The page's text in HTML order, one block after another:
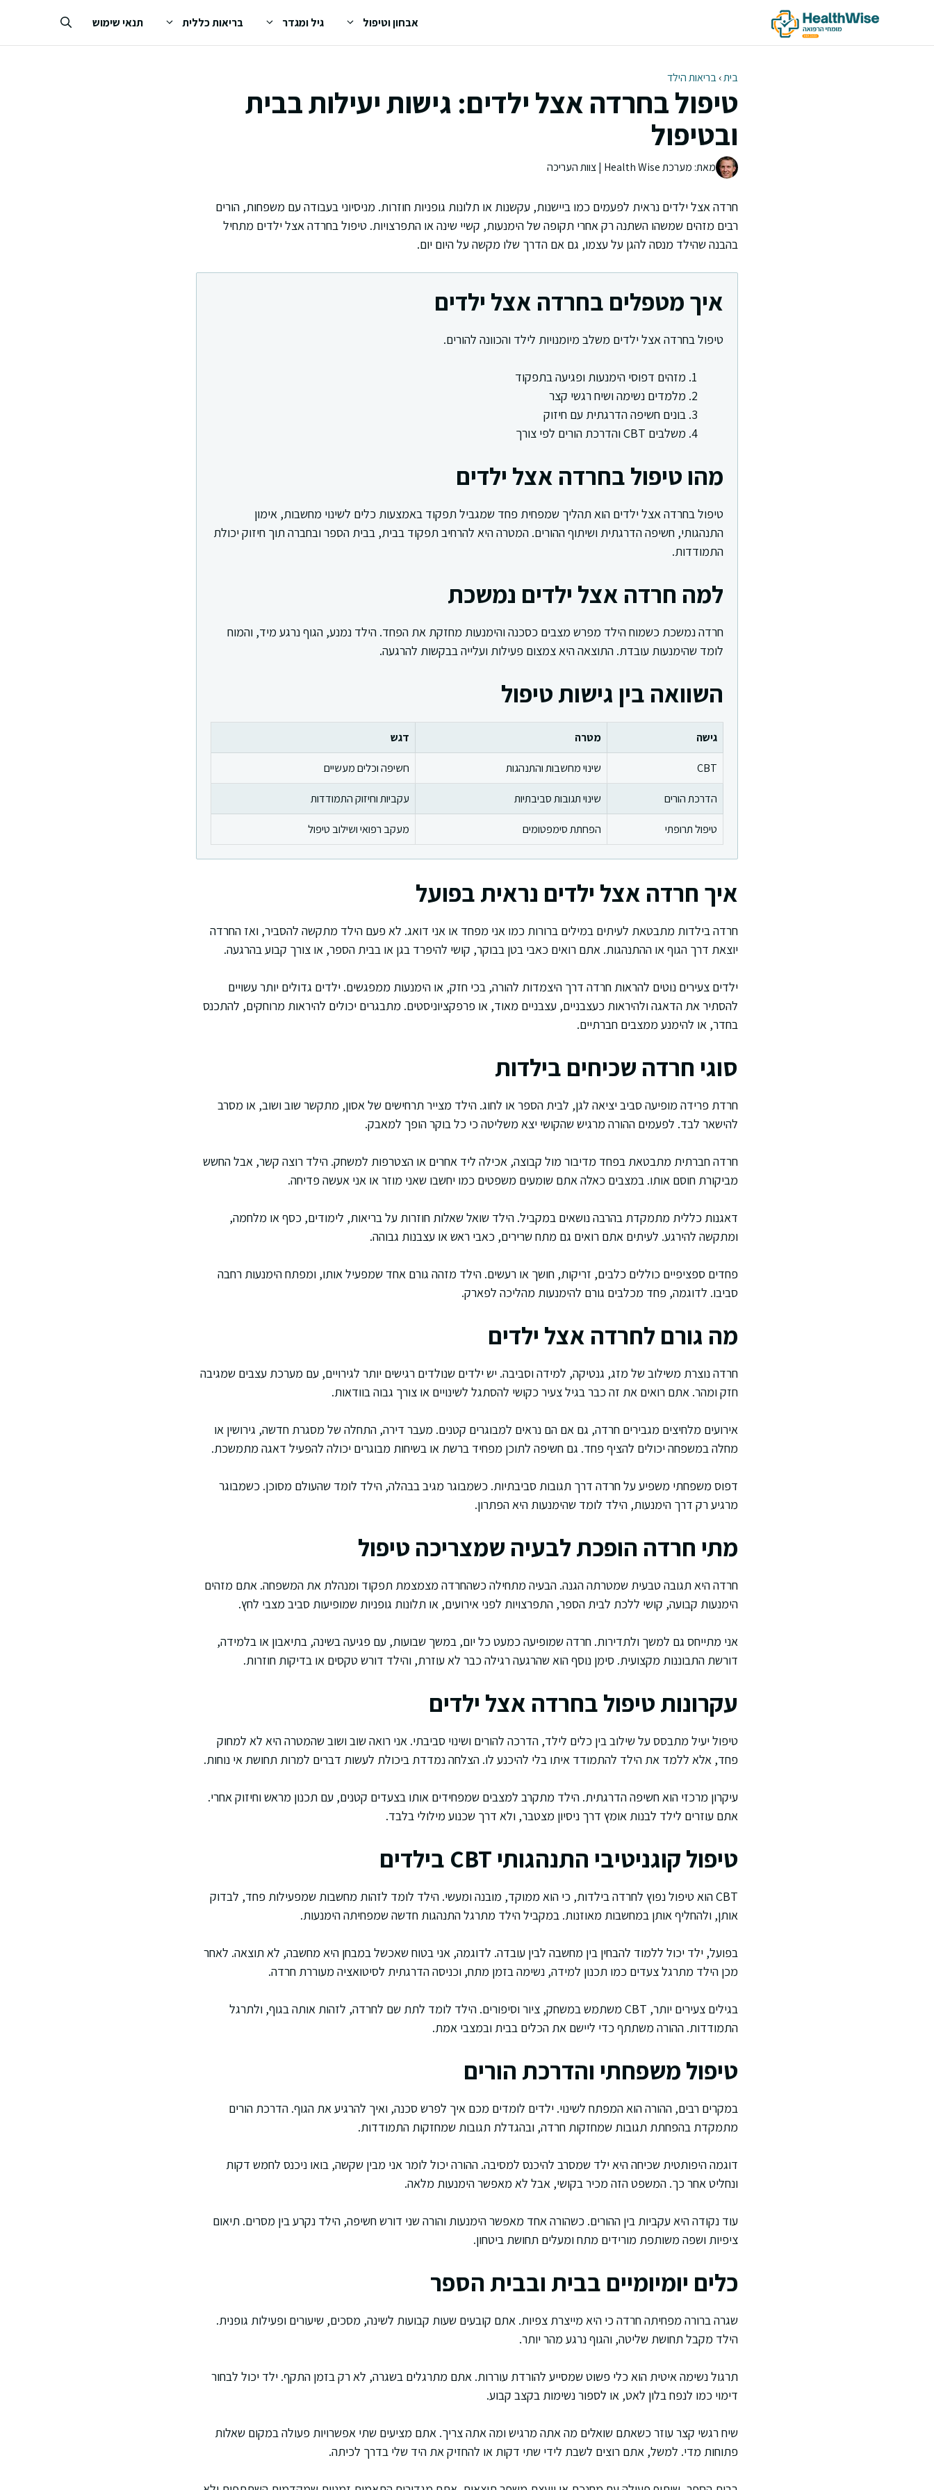
אבחון וטיפול גיל ומגדר בריאות כללית תנאי שימוש
בית›בריאות הילד
טיפול בחרדה אצל ילדים: גישות יעילות בבית
ובטיפול
מאת: מערכת Health Wise | צוות העריכה
חרדה אצל ילדים נראית לפעמים כמו ביישנות, עקשנות או תלונות גופניות חוזרות. מניסיוני בעבודה עם משפחות, הורים
רבים מזהים שמשהו השתנה רק אחרי תקופה של הימנעות, קשיי שינה או התפרצויות. טיפול בחרדה אצל ילדים מתחיל
בהבנה שהילד מנסה להגן על עצמו, גם אם הדרך שלו מקשה על היום יום.
איך מטפלים בחרדה אצל ילדים
טיפול בחרדה אצל ילדים משלב מיומנויות לילד והכוונה להורים.
מזהים דפוסי הימנעות ופגיעה בתפקוד
מלמדים נשימה ושיח רגשי קצר
בונים חשיפה הדרגתית עם חיזוק
משלבים CBT והדרכת הורים לפי צורך
מהו טיפול בחרדה אצל ילדים
טיפול בחרדה אצל ילדים הוא תהליך שמפחית פחד שמגביל תפקוד באמצעות כלים לשינוי מחשבות, אימון
התנהגותי, חשיפה הדרגתית ושיתוף ההורים. המטרה היא להרחיב תפקוד בבית, בבית הספר ובחברה תוך חיזוק יכולת
התמודדות.
למה חרדה אצל ילדים נמשכת
חרדה נמשכת כשמוח הילד מפרש מצבים כסכנה והימנעות מחזקת את הפחד. הילד נמנע, הגוף נרגע מיד, והמוח
לומד שהימנעות עובדת. התוצאה היא צמצום פעילות ועלייה בבקשות להרגעה.
השוואה בין גישות טיפול
גישה מטרה
דגש
CBT
שינוי מחשבות והתנהגות
חשיפה וכלים מעשיים
הדרכת הורים
שינוי תגובות סביבתיות
עקביות וחיזוק התמודדות
טיפול תרופתי
הפחתת סימפטומים מעקב רפואי ושילוב טיפול
איך חרדה אצל ילדים נראית בפועל
חרדה בילדות מתבטאת לעיתים במילים ברורות כמו אני מפחד או אני דואג. לא פעם הילד מתקשה להסביר, ואז החרדה
יוצאת דרך הגוף או ההתנהגות. אתם רואים כאבי בטן בבוקר, קושי להיפרד בגן או בבית הספר, או צורך קבוע בהרגעה.
ילדים צעירים נוטים להראות חרדה דרך היצמדות להורה, בכי חזק, או הימנעות ממפגשים. ילדים גדולים יותר עשויים
להסתיר את הדאגה ולהיראות כעצבניים, עצבניים מאוד, או פרפקציוניסטים. מתבגרים יכולים להיראות מרוחקים, להתכנס
בחדר, או להימנע ממצבים חברתיים.
סוגי חרדה שכיחים בילדות
חרדת פרידה מופיעה סביב יציאה לגן, לבית הספר או לחוג. הילד מצייר תרחישים של אסון, מתקשר שוב ושוב, או מסרב
להישאר לבד. לפעמים ההורה מרגיש שהקושי יצא משליטה כי כל בוקר הופך למאבק.
חרדה חברתית מתבטאת בפחד מדיבור מול קבוצה, אכילה ליד אחרים או הצטרפות למשחק. הילד רוצה קשר, אבל החשש
מביקורת חוסם אותו. במצבים כאלה אתם שומעים משפטים כמו יחשבו שאני מוזר או אני אעשה פדיחה.
דאגנות כללית מתמקדת בהרבה נושאים במקביל. הילד שואל שאלות חוזרות על בריאות, לימודים, כסף או מלחמה,
ומתקשה להירגע. לעיתים אתם רואים גם מתח שרירים, כאבי ראש או עצבנות גבוהה.
פחדים ספציפיים כוללים כלבים, זריקות, חושך או רעשים. הילד מזהה גורם אחד שמפעיל אותו, ומפתח הימנעות רחבה
סביבו. לדוגמה, פחד מכלבים גורם להימנעות מהליכה לפארק.
מה גורם לחרדה אצל ילדים
חרדה נוצרת משילוב של מזג, גנטיקה, למידה וסביבה. יש ילדים שנולדים רגישים יותר לגירויים, עם מערכת עצבים שמגיבה
חזק ומהר. אתם רואים את זה כבר בגיל צעיר כקושי להסתגל לשינויים או צורך גבוה בוודאות.
אירועים מלחיצים מגבירים חרדה, גם אם הם נראים למבוגרים קטנים. מעבר דירה, התחלה של מסגרת חדשה, גירושין או
מחלה במשפחה יכולים להציף פחד. גם חשיפה לתוכן מפחיד ברשת או בשיחות מבוגרים יכולה להפעיל דאגה מתמשכת.
דפוס משפחתי משפיע על חרדה דרך תגובות סביבתיות. כשמבוגר מגיב בבהלה, הילד לומד שהעולם מסוכן. כשמבוגר
מרגיע רק דרך הימנעות, הילד לומד שהימנעות היא הפתרון.
מתי חרדה הופכת לבעיה שמצריכה טיפול
חרדה היא תגובה טבעית שמטרתה הגנה. הבעיה מתחילה כשהחרדה מצמצמת תפקוד ומנהלת את המשפחה. אתם מזהים
הימנעות קבועה, קושי ללכת לבית הספר, התפרצויות לפני אירועים, או תלונות גופניות שמופיעות סביב מצבי לחץ.
אני מתייחס גם למשך ולתדירות. חרדה שמופיעה כמעט כל יום, במשך שבועות, עם פגיעה בשינה, בתיאבון או בלמידה,
דורשת התבוננות מקצועית. סימן נוסף הוא שהרגעה רגילה כבר לא עוזרת, והילד דורש טקסים או בדיקות חוזרות.
עקרונות טיפול בחרדה אצל ילדים
טיפול יעיל מתבסס על שילוב בין כלים לילד, הדרכה להורים ושינוי סביבתי. אני רואה שוב ושוב שהמטרה היא לא למחוק
פחד, אלא ללמד את הילד להתמודד איתו בלי להיכנע לו. הצלחה נמדדת ביכולת לעשות דברים למרות תחושת אי נוחות.
עיקרון מרכזי הוא חשיפה הדרגתית. הילד מתקרב למצבים שמפחידים אותו בצעדים קטנים, עם תכנון מראש וחיזוק אחרי.
אתם עוזרים לילד לבנות אומץ דרך ניסיון מצטבר, ולא דרך שכנוע מילולי בלבד.
טיפול קוגניטיבי התנהגותי CBT בילדים
CBT הוא טיפול נפוץ לחרדה בילדות, כי הוא ממוקד, מובנה ומעשי. הילד לומד לזהות מחשבות שמפעילות פחד, לבדוק
אותן, ולהחליף אותן במחשבות מאוזנות. במקביל הילד מתרגל התנהגות חדשה שמפחיתה הימנעות.
בפועל, ילד יכול ללמוד להבחין בין מחשבה לבין עובדה. לדוגמה, אני בטוח שאכשל במבחן היא מחשבה, לא תוצאה. לאחר
מכן הילד מתרגל צעדים כמו תכנון למידה, נשימה בזמן מתח, וכניסה הדרגתית לסיטואציה מעוררת חרדה.
בגילים צעירים יותר, CBT משתמש במשחק, ציור וסיפורים. הילד לומד לתת שם לחרדה, לזהות אותה בגוף, ולתרגל
התמודדות. ההורה משתתף כדי ליישם את הכלים בבית ובמצבי אמת.
טיפול משפחתי והדרכת הורים
במקרים רבים, ההורה הוא המפתח לשינוי. ילדים לומדים מכם איך לפרש סכנה, ואיך להרגיע את הגוף. הדרכת הורים
מתמקדת בהפחתת תגובות שמחזקות חרדה, ובהגדלת תגובות שמחזקות התמודדות.
דוגמה היפותטית שכיחה היא ילד שמסרב להיכנס למסיבה. ההורה יכול לומר אני מבין שקשה, בואו ניכנס לחמש דקות
ונחליט אחר כך. המשפט הזה מכיר בקושי, אבל לא מאפשר הימנעות מלאה.
עוד נקודה היא עקביות בין ההורים. כשהורה אחד מאפשר הימנעות והורה שני דורש חשיפה, הילד נקרע בין מסרים. תיאום
ציפיות ושפה משותפת מורידים מתח ומעלים תחושת ביטחון.
כלים יומיומיים בבית ובבית הספר
שגרה ברורה מפחיתה חרדה כי היא מייצרת צפיות. אתם קובעים שעות קבועות לשינה, מסכים, שיעורים ופעילות גופנית.
הילד מקבל תחושת שליטה, והגוף נרגע מהר יותר.
תרגול נשימה איטית הוא כלי פשוט שמסייע להורדת עוררות. אתם מתרגלים בשגרה, לא רק בזמן התקף. ילד יכול לבחור
דימוי כמו לנפח בלון לאט, או לספור נשימות בקצב קבוע.
שיח רגשי קצר עוזר כשאתם שואלים מה אתה מרגיש ומה אתה צריך. אתם מציעים שתי אפשרויות פעולה במקום שאלות
פתוחות מדי. למשל, אתם רוצים לשבת לידי שתי דקות או להחזיק את היד שלי בדרך לכיתה.